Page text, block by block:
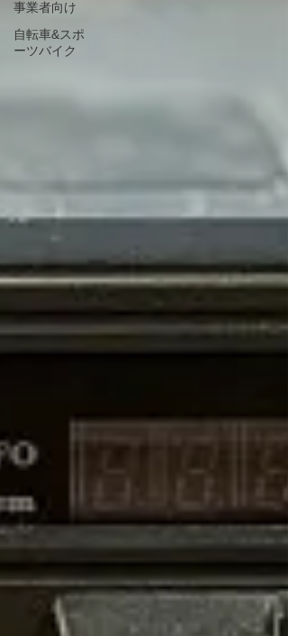
事業者向け
自転車&スポ
ーツバイク